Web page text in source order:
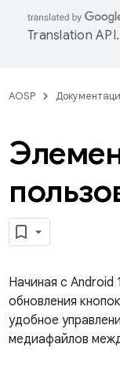
Translation API.
AOSP
Начиная с Android
обновления
удобное
медиафайлов